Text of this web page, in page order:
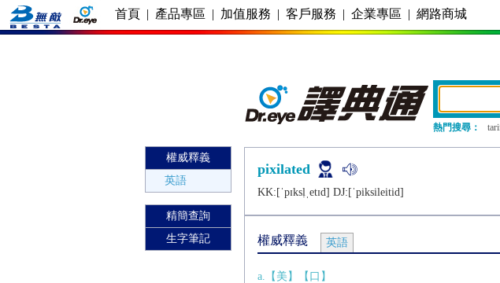
首頁 | 產品專區 | 加值服務 | 客戶服務 | 企業專區 | 網路商城
熱門搜尋：
權威釋義
英語
精簡查詢
生字筆記
pixilated
KK:[ˈpɪksḷˌеtɪd] DJ:[ˈpiksilеitid]
權威釋義 英語
a.【美】【口】